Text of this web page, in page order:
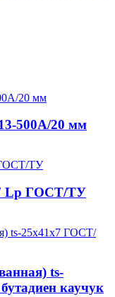
500А/20 мм
Lp ГОСТ/ТУ
ts-
каучук